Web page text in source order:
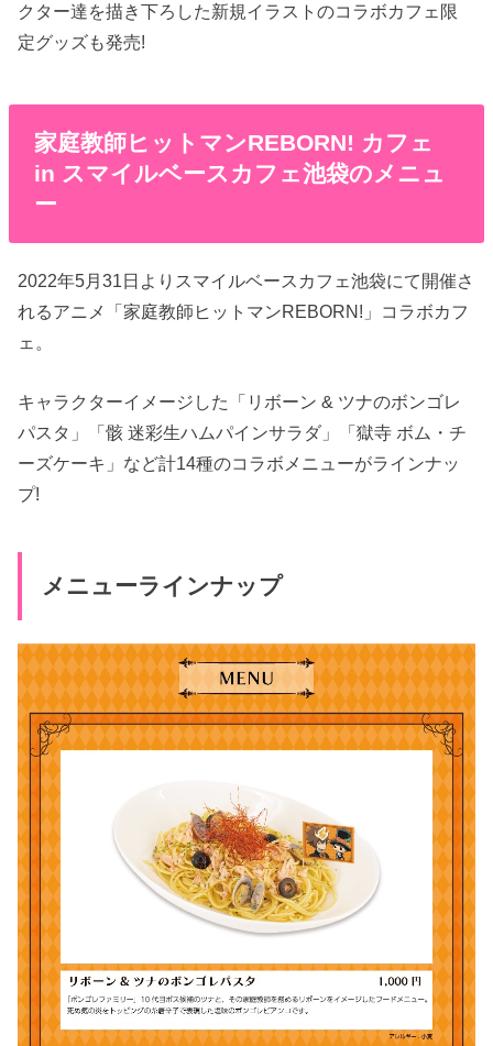
クター達を描き下ろした新規イラストのコラボカフェ限
定グッズも発売!
家庭教師ヒットマンREBORN! カフェ
in スマイルベースカフェ池袋のメニュ
ー
2022年5月31日よりスマイルベースカフェ池袋にて開催さ
れるアニメ「家庭教師ヒットマンREBORN!」コラボカフ
ェ。
キャラクターイメージした「リボーン & ツナのボンゴレ
パスタ」「骸 迷彩生ハムパインサラダ」「獄寺 ボム・チ
ーズケーキ」など計14種のコラボメニューがラインナッ
プ!
メニューラインナップ